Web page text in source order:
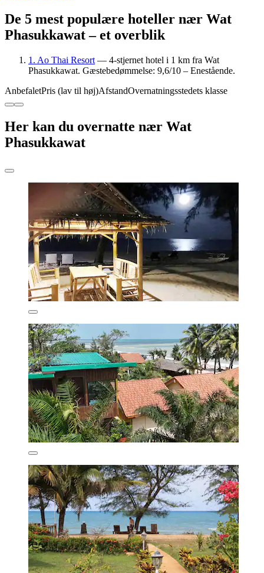
De 5 mest populære hoteller nær Wat
Phasukkawat – et overblik
1. Ao Thai Resort — 4-stjernet hotel i 1 km fra Wat
Phasukkawat. Gæstebedømmelse: 9,6/10 – Enestående.
AnbefaletPris (lav til høj)AfstandOvernatningsstedets klasse
Her kan du overnatte nær Wat
Phasukkawat